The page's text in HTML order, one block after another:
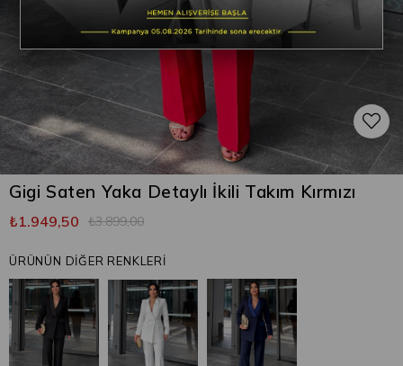
Gigi Saten Yaka Detaylı İkili Takım Kırmızı
₺3.899,00
₺1.949,50
ÜRÜNÜN DİĞER RENKLERİ